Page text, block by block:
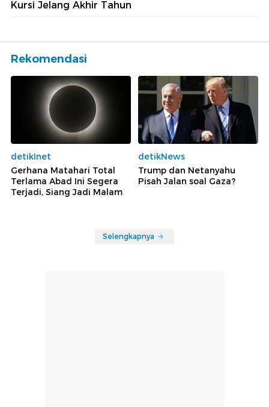
Kursi Jelang Akhir Tahun
Rekomendasi
detikInet
Gerhana Matahari Total
Terlama Abad Ini Segera
Terjadi, Siang Jadi Malam
detikNews
Trump dan Netanyahu
Pisah Jalan soal Gaza?
Selengkapnya